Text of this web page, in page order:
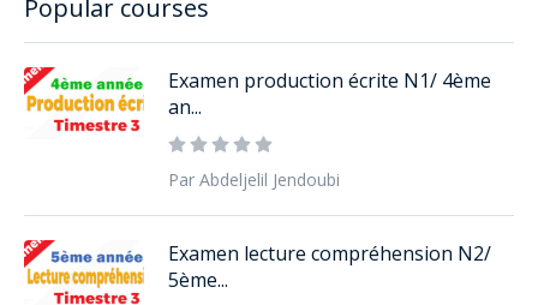
Popular courses
Examen production écrite N1/ 4ème
an...
Par Abdeljelil Jendoubi
Examen lecture compréhension N2/
5ème...